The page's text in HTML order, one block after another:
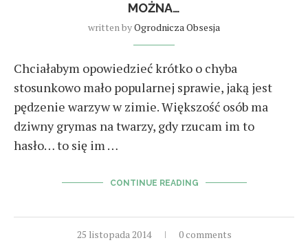
MOŻNA…
written byOgrodnicza Obsesja
Chciałabym opowiedzieć krótko o chyba
stosunkowo mało popularnej sprawie, jaką jest
pędzenie warzyw w zimie. Większość osób ma
dziwny grymas na twarzy, gdy rzucam im to
hasło… to się im …
CONTINUE READING
25 listopada 2014 0 comments